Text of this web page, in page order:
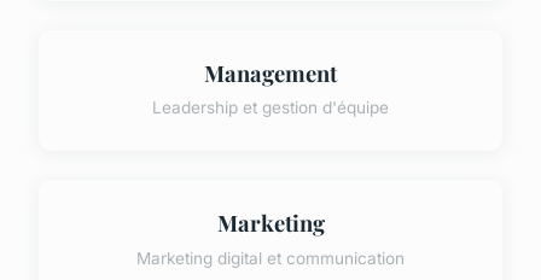
Management
Leadership et gestion d'équipe
Marketing
Marketing digital et communication